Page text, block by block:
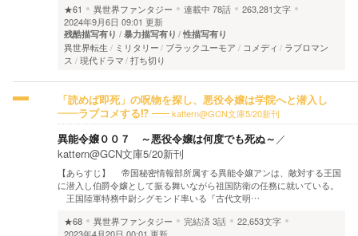
★61 異世界ファンタジー 連載中 78話
263,281文字
2024年9月6日 09:01 更新
残酷描写有り 暴力描写有り 性描写有り
異世界転生 ミリタリー ブラックユーモア コメディ
ラブロマン
ス
現代ドラマ 打ち切り
「読めば即死」の呪物を探し、悪役令嬢は学院へと潜入し
――ラブコメする⁉
kattern@GCN文庫5/20新刊
異能令嬢００７ ～悪役令嬢は何度でも死ぬ～ ／
kattern@GCN文庫5/20新刊
【あらすじ】 帝国秘密情報部所属する異能令嬢アンは、敵対する王国
に潜入し伯爵令嬢として振る舞いながら祖国防衛の任務に就いている。
王国陸軍特務中尉シグモンド率いる『古代文明…
★68
異世界ファンタジー 完結済3話
22,653文字